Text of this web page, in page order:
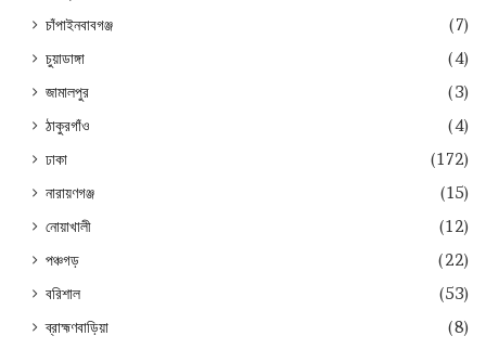
চাঁপাইনবাবগঞ্জ
(7)
চুয়াডাঙ্গা
(4)
জামালপুর
(3)
ঠাকুরগাঁও
(4)
ঢাকা
(172)
নারায়ণগঞ্জ
(15)
নোয়াখালী
(12)
পঞ্চগড়
(22)
বরিশাল
(53)
ব্রাহ্মণবাড়িয়া
(8)